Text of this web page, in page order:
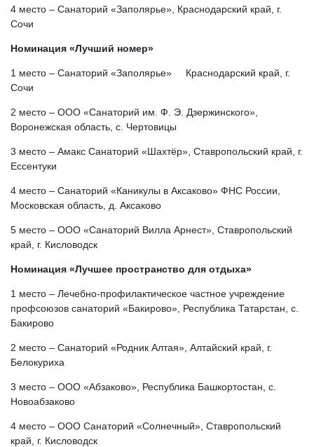
4 место – Санаторий «Заполярье», Краснодарский край, г.
Сочи
Номинация «Лучший номер»
1 место – Санаторий «Заполярье» Краснодарский край, г.
Сочи
2 место – ООО «Санаторий им. Ф. Э. Дзержинского»,
Воронежская область, с. Чертовицы
3 место – Амакс Санаторий «Шахтёр», Ставропольский край, г.
Ессентуки
4 место – Санаторий «Каникулы в Аксаково» ФНС России,
Московская область, д. Аксаково
5 место – ООО «Санаторий Вилла Арнест», Ставропольский
край, г. Кисловодск
Номинация «Лучшее пространство для отдыха»
1 место – Лечебно-профилактическое частное учреждение
профсоюзов санаторий «Бакирово», Республика Татарстан, с.
Бакирово
2 место – Санаторий «Родник Алтая», Алтайский край, г.
Белокуриха
3 место – ООО «Абзаково», Республика Башкортостан, с.
Новоабзаково
4 место – ООО Санаторий «Солнечный», Ставропольский
край, г. Кисловодск